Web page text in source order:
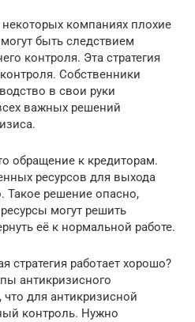
компаниях плохие
быть следствием
контроля. Эта стратегия
Собственники
в свои руки
важных решений
обращение к кредиторам.
ресурсов для выхода
Такое решение опасно,
могут решить
её к нормальной работе.
стратегия работает хорошо?
антикризисного
для антикризисной
контроль. Нужно